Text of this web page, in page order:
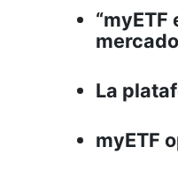
La
myETF